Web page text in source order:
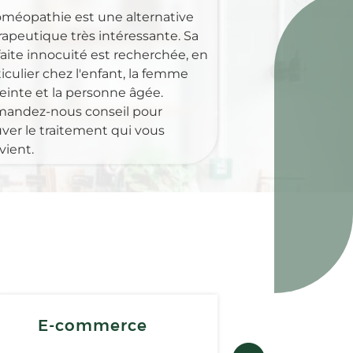
est une alternative
très intéressante. Sa
innocuité est recherchée, en
chez l'enfant, la femme
et la personne âgée.
nous conseil pour
le traitement qui vous
E-commerce